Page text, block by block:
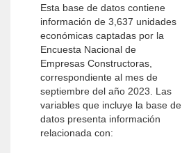
Esta base de datos contiene
información de 3,637 unidades
económicas captadas por la
Encuesta Nacional de
Empresas Constructoras,
correspondiente al mes de
septiembre del año 2023. Las
variables que incluye la base de
datos presenta información
relacionada con: